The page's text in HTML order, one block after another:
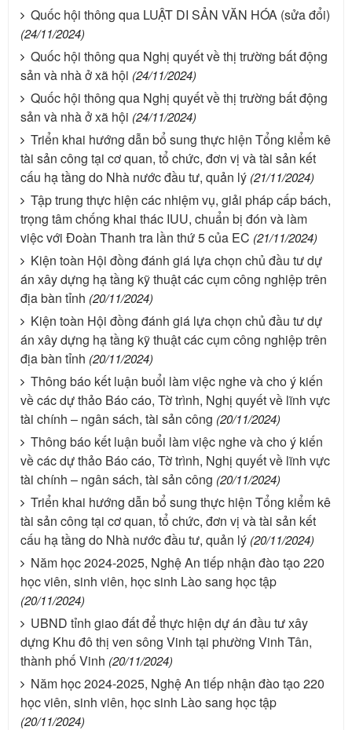
Quốc hội thông qua LUẬT DI SẢN VĂN HÓA (sửa đổi)
(24/11/2024)
Quốc hội thông qua Nghị quyết về thị trường bất động
sản và nhà ở xã hội (24/11/2024)
Quốc hội thông qua Nghị quyết về thị trường bất động
sản và nhà ở xã hội (24/11/2024)
Triển khai hướng dẫn bổ sung thực hiện Tổng kiểm kê
tài sản công tại cơ quan, tổ chức, đơn vị và tài sản kết
cấu hạ tầng do Nhà nước đầu tư, quản lý (21/11/2024)
Tập trung thực hiện các nhiệm vụ, giải pháp cấp bách,
trọng tâm chống khai thác IUU, chuẩn bị đón và làm
việc với Đoàn Thanh tra lần thứ 5 của EC (21/11/2024)
Kiện toàn Hội đồng đánh giá lựa chọn chủ đầu tư dự
án xây dựng hạ tầng kỹ thuật các cụm công nghiệp trên
địa bàn tỉnh (20/11/2024)
Kiện toàn Hội đồng đánh giá lựa chọn chủ đầu tư dự
án xây dựng hạ tầng kỹ thuật các cụm công nghiệp trên
địa bàn tỉnh (20/11/2024)
Thông báo kết luận buổi làm việc nghe và cho ý kiến
về các dự thảo Báo cáo, Tờ trình, Nghị quyết về lĩnh vực
tài chính – ngân sách, tài sản công (20/11/2024)
Thông báo kết luận buổi làm việc nghe và cho ý kiến
về các dự thảo Báo cáo, Tờ trình, Nghị quyết về lĩnh vực
tài chính – ngân sách, tài sản công (20/11/2024)
Triển khai hướng dẫn bổ sung thực hiện Tổng kiểm kê
tài sản công tại cơ quan, tổ chức, đơn vị và tài sản kết
cấu hạ tầng do Nhà nước đầu tư, quản lý (20/11/2024)
Năm học 2024-2025, Nghệ An tiếp nhận đào tạo 220
học viên, sinh viên, học sinh Lào sang học tập
(20/11/2024)
UBND tỉnh giao đất để thực hiện dự án đầu tư xây
dựng Khu đô thị ven sông Vinh tại phường Vinh Tân,
thành phố Vinh (20/11/2024)
Năm học 2024-2025, Nghệ An tiếp nhận đào tạo 220
học viên, sinh viên, học sinh Lào sang học tập
(20/11/2024)